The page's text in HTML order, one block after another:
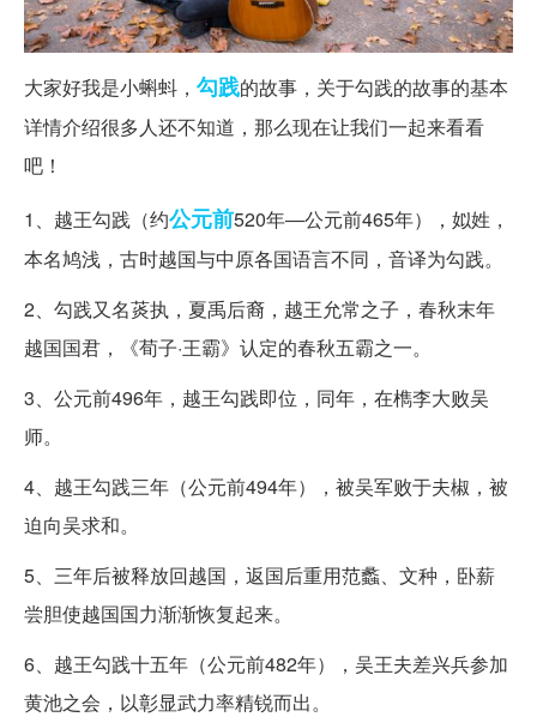
大家好我是小蝌蚪， 勾践的故事，关于勾践的故事的基本
详情介绍很多人还不知道，那么现在让我们一起来看看
吧！
1、越王勾践（约公元前520年―公元前465年），姒姓，
本名鸠浅，古时越国与中原各国语言不同，音译为勾践。
2、勾践又名菼执，夏禹后裔，越王允常之子，春秋末年
越国国君，《荀子·王霸》认定的春秋五霸之一。
3、公元前496年，越王勾践即位，同年，在檇李大败吴
师。
4、越王勾践三年（公元前494年），被吴军败于夫椒，被
迫向吴求和。
5、三年后被释放回越国，返国后重用范蠡、文种，卧薪
尝胆使越国国力渐渐恢复起来。
6、越王勾践十五年（公元前482年），吴王夫差兴兵参加
黄池之会，以彰显武力率精锐而出。